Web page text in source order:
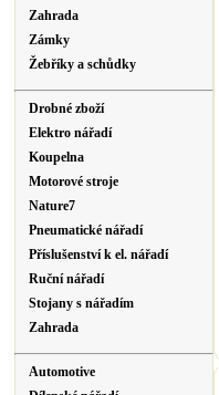
Zahrada
Zámky
Žebříky a schůdky
Drobné zboží
Elektro nářadí
Koupelna
Motorové stroje
Nature7
Pneumatické nářadí
Příslušenství k el. nářadí
Ruční nářadí
Stojany s nářadím
Zahrada
Automotive